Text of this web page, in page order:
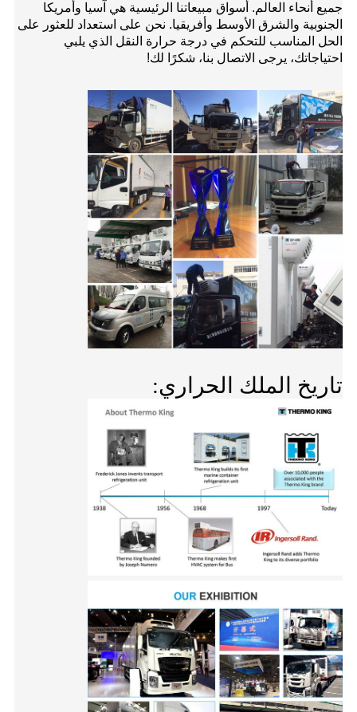
جميع أنحاء العالم. أسواق مبيعاتنا الرئيسية هي آسيا وأمريكا
الجنوبية والشرق الأوسط وأفريقيا. نحن على استعداد للعثور على
الحل المناسب للتحكم في درجة حرارة النقل الذي يلبي
احتياجاتك، يرجى الاتصال بنا، شكرًا لك!
تاريخ الملك الحراري: